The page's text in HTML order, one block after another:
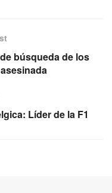
búsqueda de los
Líder de la F1